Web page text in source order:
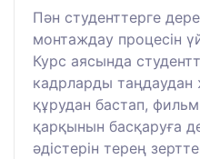
Пән студенттерге
монтаждау процесін
Курс аясында
кадрларды таңдаудан
құрудан бастап,
қарқынын басқаруға
әдістерін терең